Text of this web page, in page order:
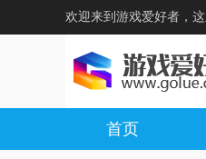
欢迎来到游戏爱好者，
首页